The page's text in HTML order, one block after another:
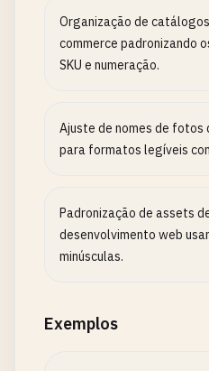
Organização de
commerce padronizando
SKU e numeração.
Ajuste de nomes de fotos
para formatos legíveis
Padronização de assets
desenvolvimento web
minúsculas.
Exemplos